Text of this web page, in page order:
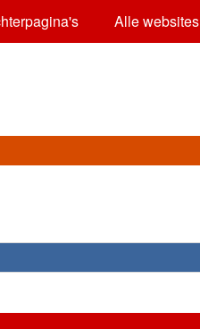
Alle websites